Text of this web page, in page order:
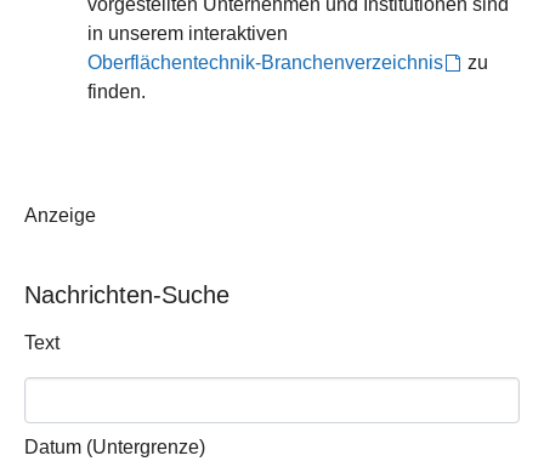
vorgestellten Unternehmen und Institutionen sind
in unserem interaktiven
Oberflächentechnik-Branchenverzeichnis
zu
finden.
Anzeige
Nachrichten-Suche
Text
Datum (Untergrenze)